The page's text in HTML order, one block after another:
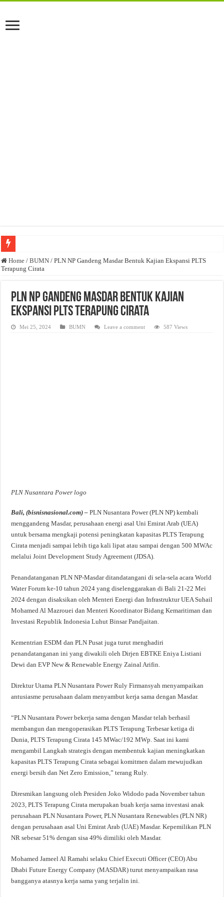
Anda butuh promosi usaha? Kontak ke Email redaksi@bisnisnasional.com
Dibutuhkan Marketing. Lamaran di-email ke redaksi@bisnisnasional.com
Home / BUMN / PLN NP Gandeng Masdar Bentuk Kajian Ekspansi PLTS
Terapung Cirata
PLN NP Gandeng Masdar Bentuk Kajian
Ekspansi PLTS Terapung Cirata
Mei 25, 2024 BUMN Leave a comment 587 Views
PLN Nusantara Power logo
Bali, (bisnisnasional.com) – PLN Nusantara Power (PLN NP) kembali
menggandeng Masdar, perusahaan energi asal Uni Emirat Arab (UEA)
untuk bersama mengkaji potensi peningkatan kapasitas PLTS Terapung
Cirata menjadi sampai lebih tiga kali lipat atau sampai dengan 500 MWAc
melalui Joint Development Study Agreement (JDSA).
Penandatanganan PLN NP-Masdar ditandatangani di sela-sela acara World
Water Forum ke-10 tahun 2024 yang diselenggarakan di Bali 21-22 Mei
2024 dengan disaksikan oleh Menteri Energi dan Infrastruktur UEA Suhail
Mohamed Al Mazrouei dan Menteri Koordinator Bidang Kemaritiman dan
Investasi Republik Indonesia Luhut Binsar Pandjaitan.
Kementrian ESDM dan PLN Pusat juga turut menghadiri
penandatanganan ini yang diwakili oleh Dirjen EBTKE Eniya Listiani
Dewi dan EVP New & Renewable Energy Zainal Arifin.
Direktur Utama PLN Nusantara Power Ruly Firmansyah menyampaikan
antusiasme perusahaan dalam menyambut kerja sama dengan Masdar.
“PLN Nusantara Power bekerja sama dengan Masdar telah berhasil
membangun dan mengoperasikan PLTS Terapung Terbesar ketiga di
Dunia, PLTS Terapung Cirata 145 MWac/192 MWp. Saat ini kami
mengambil Langkah strategis dengan membentuk kajian meningkatkan
kapasitas PLTS Terapung Cirata sebagai komitmen dalam mewujudkan
energi bersih dan Net Zero Emission,” terang Ruly.
Diresmikan langsung oleh Presiden Joko Widodo pada November tahun
2023, PLTS Terapung Cirata merupakan buah kerja sama investasi anak
perusahaan PLN Nusantara Power, PLN Nusantara Renewables (PLN NR)
dengan perusahaan asal Uni Emirat Arab (UAE) Masdar. Kepemilikan PLN
NR sebesar 51% dengan sisa 49% dimiliki oleh Masdar.
Mohamed Jameel Al Ramahi selaku Chief Executi Officer (CEO) Abu
Dhabi Future Energy Company (MASDAR) turut menyampaikan rasa
bangganya atasnya kerja sama yang terjalin ini.